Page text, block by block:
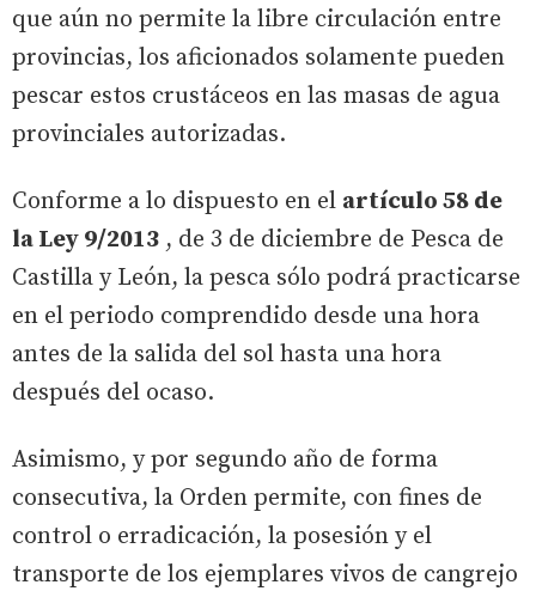
que aún no permite la libre circulación entre
provincias, los aficionados solamente pueden
pescar estos crustáceos en las masas de agua
provinciales autorizadas.
Conforme a lo dispuesto en el artículo 58 de
la Ley 9/2013 , de 3 de diciembre de Pesca de
Castilla y León, la pesca sólo podrá practicarse
en el periodo comprendido desde una hora
antes de la salida del sol hasta una hora
después del ocaso.
Asimismo, y por segundo año de forma
consecutiva, la Orden permite, con fines de
control o erradicación, la posesión y el
transporte de los ejemplares vivos de cangrejo